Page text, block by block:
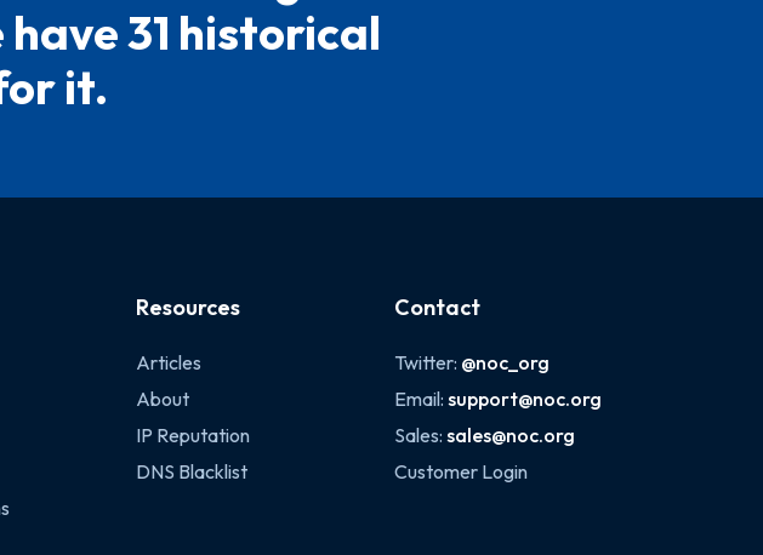
have 31 historical
it.
Resources
Articles
About
IP Reputation
DNS Blacklist
Contact
Twitter: @noc_org
Email:support@noc.org
Sales:sales@noc.org
Customer Login